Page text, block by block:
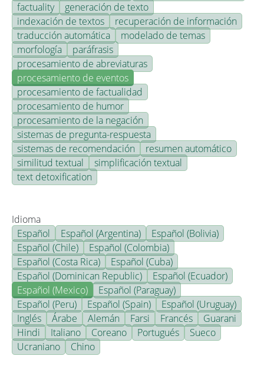
factuality
generación de texto
indexación de textos
recuperación de información
traducción automática
modelado de temas
morfología
paráfrasis
procesamiento de abreviaturas
procesamiento de eventos
procesamiento de factualidad
procesamiento de humor
procesamiento de la negación
sistemas de pregunta-respuesta
sistemas de recomendación
resumen automático
similitud textual
simplificación textual
text detoxification
Idioma
Español
Español (Argentina)
Español (Bolivia)
Español (Chile)
Español (Colombia)
Español (Costa Rica)
Español (Cuba)
Español (Dominican Republic)
Español (Ecuador)
Español (Mexico)
Español (Paraguay)
Español (Peru)
Español (Spain)
Español (Uruguay)
Inglés
Árabe Alemán Farsi Francés
Guarani
Hindi
Italiano Coreano Portugués
Sueco
Ucraniano
Chino